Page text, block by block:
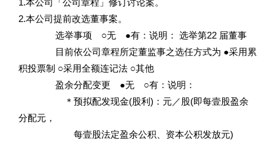
1.本公司「公司章程」修订讨论案。
2.本公司提前改选董事案。
选举事项 ○无 ●有：说明： 选举第22 届董事
目前依公司章程所定董监事之选任方式为 ●采用累
积投票制 ○采用全额连记法 ○其他
盈余分配变更 ●无 ○有：说明：
＊预拟配发现金(股利)：元／股(即每壹股盈余
分配元，
每壹股法定盈余公积、资本公积发放元)